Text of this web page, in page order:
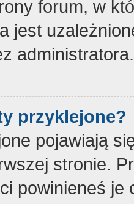
forum, w
jest
administratora.
przyklejone?
pojawiają
stronie.
powinieneś je